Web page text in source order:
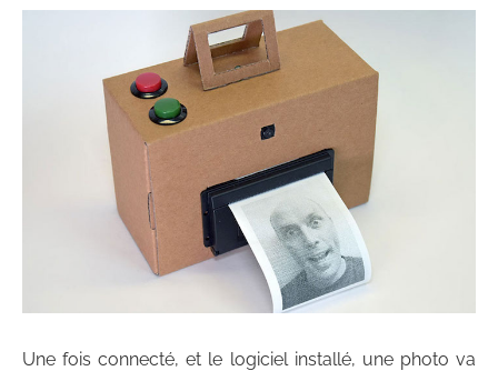
Une fois connecté, et le logiciel installé, une photo va